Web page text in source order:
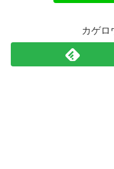
カゲロ